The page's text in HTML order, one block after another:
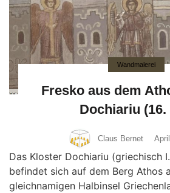
Wandmalerei
Fresko aus dem
Dochiariu (16.
Claus Bernet
Das Kloster Dochiariu (griechisch
befindet sich auf dem Berg Athos
gleichnamigen Halbinsel